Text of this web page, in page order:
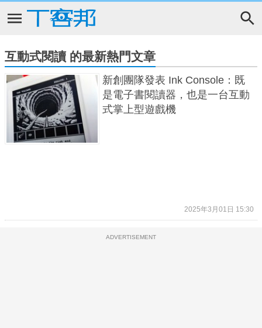
互動式閱讀 的最新熱門文章
新創團隊發表 Ink Console：既
是電子書閱讀器，也是一台互動
式掌上型遊戲機
2025年3月01日 15:30
ADVERTISEMENT